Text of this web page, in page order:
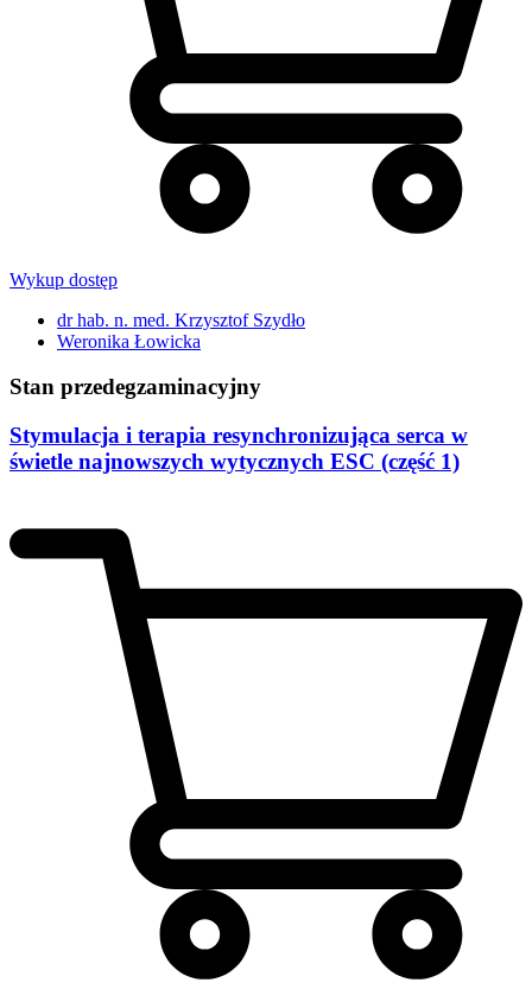
Wykup dostęp
dr hab. n. med. Krzysztof Szydło
Weronika Łowicka
Stan przedegzaminacyjny
Stymulacja i terapia resynchronizująca serca w
świetle najnowszych wytycznych ESC (część 1)